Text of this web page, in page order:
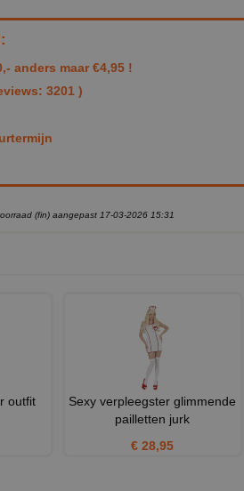
anders maar €4,95 !
3201 )
(fin) aangepast 17-03-2026 15:31
outfit
Sexy verpleegster glimmende
pailletten jurk
€ 28,95